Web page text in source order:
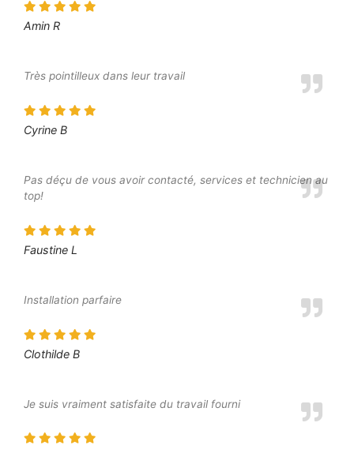
Amin R
Très pointilleux dans leur travail
Cyrine B
Pas déçu de vous avoir contacté, services et technicien au
top!
Faustine L
Installation parfaire
Clothilde B
Je suis vraiment satisfaite du travail fourni